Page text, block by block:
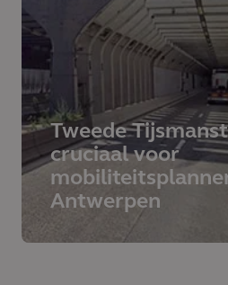
Tweede
cruciaal voor
Antwerpen